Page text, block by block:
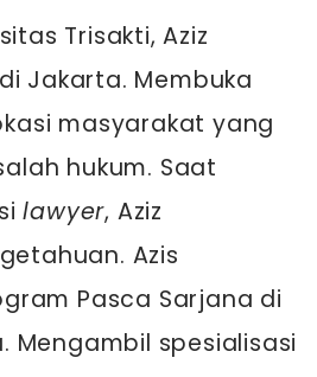
Trisakti, Aziz
Jakarta. Membuka
masyarakat yang
hukum. Saat
lawyer, Aziz
Azis
Pasca Sarjana di
Mengambil spesialisasi